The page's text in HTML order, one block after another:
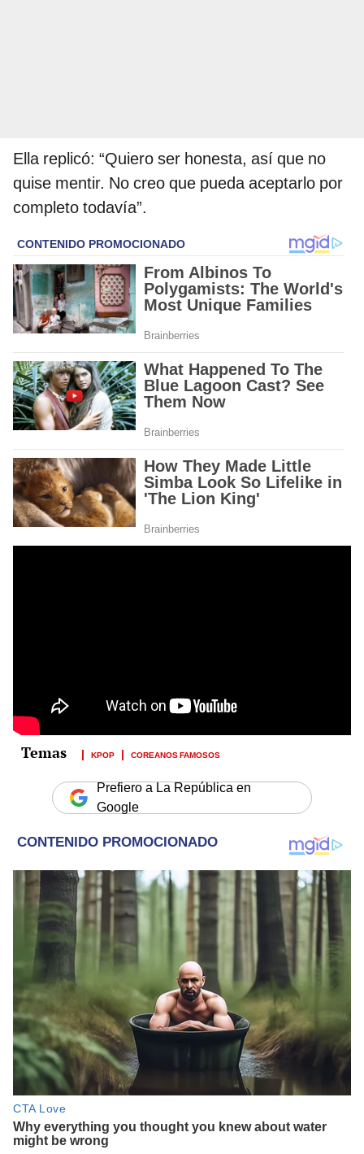
Ella replicó: “Quiero ser honesta, así que no
quise mentir. No creo que pueda aceptarlo por
completo todavía”.
KPOP COREANOS FAMOSOS
Prefiero a La República en
Google